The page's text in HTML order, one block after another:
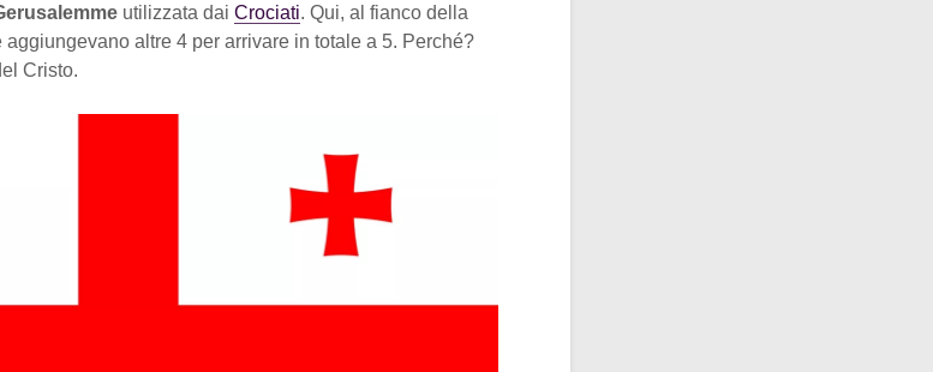
utilizzata dai Crociati. Qui, al fianco della
altre 4 per arrivare in totale a 5. Perché?
Cristo.